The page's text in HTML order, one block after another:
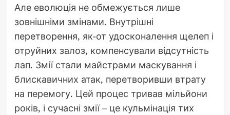
Але еволюція не обмежується лише
зовнішніми змінами. Внутрішні
перетворення, як-от удосконалення щелеп і
отруйних залоз, компенсували відсутність
лап. Змії стали майстрами маскування і
блискавичних атак, перетворивши втрату
на перемогу. Цей процес тривав мільйони
років, і сучасні змії – це кульмінація тих